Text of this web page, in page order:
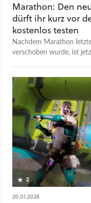
Marathon: Den
dürft ihr kurz vor
kostenlos testen
Nachdem Marathon
verschoben wurde, ist
gibt es nochmal eine
außerdem noch eine
Februar bis zum 2. März
Rahmen eines
kostenlos ausprobieren.
2
20.01.2026